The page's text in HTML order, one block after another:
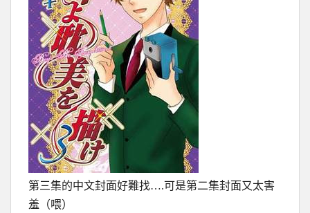
第三集的中文封面好難找….可是第二集封面又太害
羞（喂）